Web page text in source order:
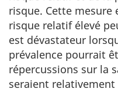
risque. Cette
risque relatif élevé
est dévastateur
prévalence pourrait
répercussions sur la
seraient